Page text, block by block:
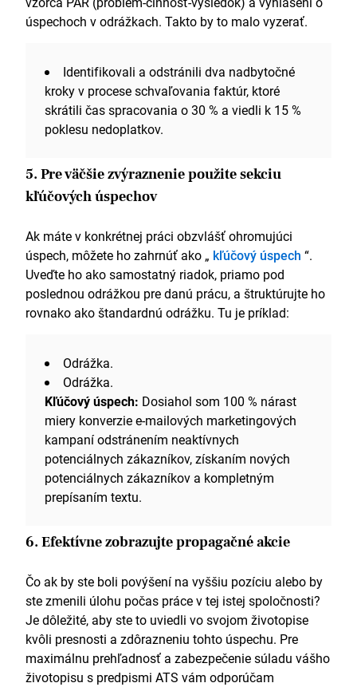
úspechoch v odrážkach. Takto by to malo vyzerať.
Identifikovali a odstránili dva nadbytočné
kroky v procese schvaľovania faktúr, ktoré
skrátili čas spracovania o 30 % a viedli k 15 %
poklesu nedoplatkov.
5. Pre väčšie zvýraznenie použite sekciu
kľúčových úspechov
Ak máte v konkrétnej práci obzvlášť ohromujúci
úspech, môžete ho zahrnúť ako „ kľúčový úspech “.
Uveďte ho ako samostatný riadok, priamo pod
poslednou odrážkou pre danú prácu, a štruktúrujte ho
rovnako ako štandardnú odrážku. Tu je príklad:
Odrážka.
Odrážka.
Kľúčový úspech: Dosiahol som 100 % nárast
miery konverzie e-mailových marketingových
kampaní odstránením neaktívnych
potenciálnych zákazníkov, získaním nových
potenciálnych zákazníkov a kompletným
prepísaním textu.
6. Efektívne zobrazujte propagačné akcie
Čo ak by ste boli povýšení na vyššiu pozíciu alebo by
ste zmenili úlohu počas práce v tej istej spoločnosti?
Je dôležité, aby ste to uviedli vo svojom životopise
kvôli presnosti a zdôrazneniu tohto úspechu. Pre
maximálnu prehľadnosť a zabezpečenie súladu vášho
životopisu s predpismi ATS vám odporúčam